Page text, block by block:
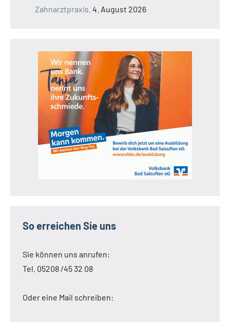
Zahnarztpraxis. 4. August 2026
So erreichen Sie uns
Sie können uns anrufen:
Tel. 05208 /45 32 08
Oder eine Mail schreiben: